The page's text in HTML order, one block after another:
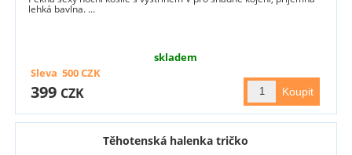
lehká bavlna. ...
skladem
399 CZK
Sleva 500CZK
Těhotenská halenka tričko